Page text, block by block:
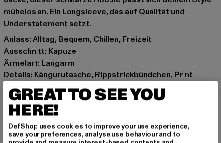
mühelos an. Ein Longsleeve, das auf Qualität und
Understatement setzt.
Anlass: Alltag, Bequem, Chillen, Freizeit
Ausschnitt: Kapuze
Ärmelart: Langarm
Details: Kängurutasche, Rippstrickbündchen, Print
Schnitt: Oversize
Marke: Mister Tee Upscale
Kat.: Hoodies
Farbe: schwarz
Hersteller Farbe: black
GREAT TO SEE YOU
HERE!
DefShop uses cookies to improve your use experience,
save your preferences, analyse use behaviour and to